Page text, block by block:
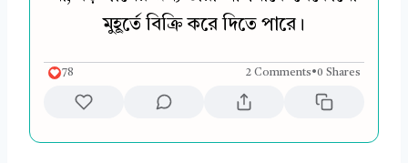
মুহূর্তে বিক্রি করে দিতে পারে।
78 2 Comments•0 Shares